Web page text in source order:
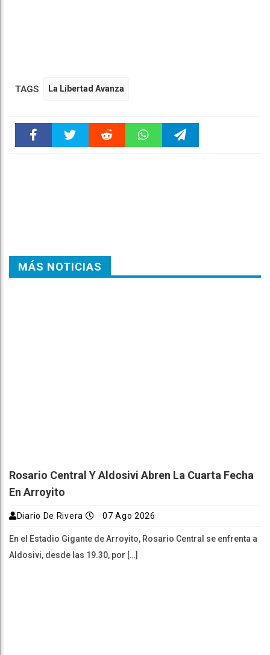
TAGS La Libertad Avanza
MÁS NOTICIAS
Rosario Central Y Aldosivi Abren La Cuarta Fecha
En Arroyito
Diario De Rivera 07 Ago 2026
En el Estadio Gigante de Arroyito, Rosario Central se enfrenta a
Aldosivi, desde las 19.30, por […]